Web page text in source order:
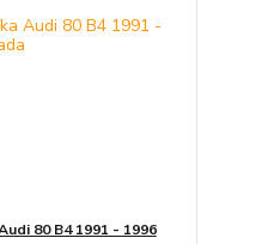
80 B4 1991 - 1996